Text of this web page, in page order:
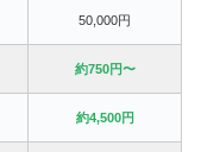
50,000円
約750円〜
約4,500円